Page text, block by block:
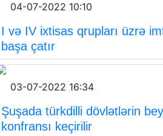
04-07-2022 10:10
I və IV ixtisas qrupları üzrə
başa çatır
03-07-2022 16:34
Şuşada türkdilli dövlətlərin
konfransı keçirilir